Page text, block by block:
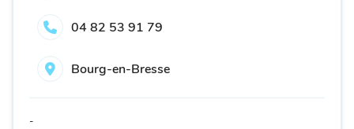
04 82 53 91 79
Bourg-en-Bresse
-